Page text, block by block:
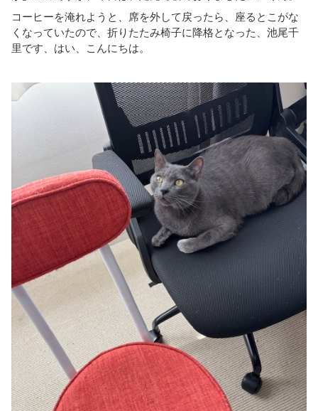
コーヒーを淹れようと、席を外して戻ったら、座るとこがな
くなっていたので、折りたたみ椅子に降格となった、池尾千
里です、はい、こんにちは。